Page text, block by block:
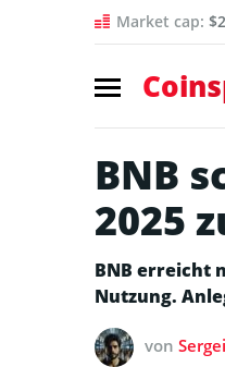
Market cap:
BNB
2025
BNB erreicht
Nutzung.
von